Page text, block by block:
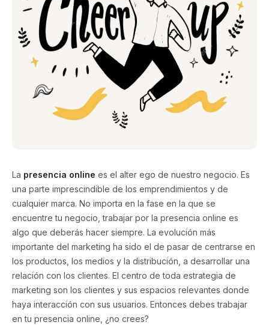
La presencia online es el alter ego de nuestro negocio. Es
una parte imprescindible de los emprendimientos y de
cualquier marca. No importa en la fase en la que se
encuentre tu negocio, trabajar por la presencia online es
algo que deberás hacer siempre. La evolución más
importante del marketing ha sido el de pasar de centrarse en
los productos, los medios y la distribución, a desarrollar una
relación con los clientes. El centro de toda estrategia de
marketing son los clientes y sus espacios relevantes donde
haya interacción con sus usuarios. Entonces debes trabajar
en tu presencia online, ¿no crees?